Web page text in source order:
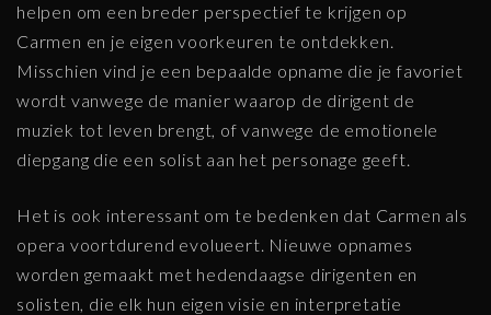
helpen om een breder perspectief te krijgen op
Carmen en je eigen voorkeuren te ontdekken.
Misschien vind je een bepaalde opname die je favoriet
wordt vanwege de manier waarop de dirigent de
muziek tot leven brengt, of vanwege de emotionele
diepgang die een solist aan het personage geeft.
Het is ook interessant om te bedenken dat Carmen als
opera voortdurend evolueert. Nieuwe opnames
worden gemaakt met hedendaagse dirigenten en
solisten, die elk hun eigen visie en interpretatie